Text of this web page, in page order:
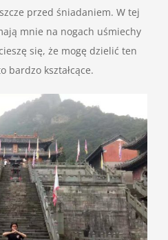
przed śniadaniem. W tej
mnie na nogach uśmiechy
się, że mogę dzielić ten
bardzo kształcące.